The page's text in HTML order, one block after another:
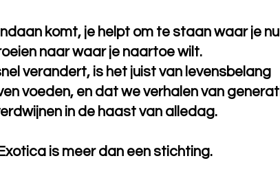
komt, je helpt om te staan waar je
naar waar je naartoe wilt.
verandert, is het juist van levensbelang
voeden, en dat we verhalen van
in de haast van alledag.
is meer dan een stichting.